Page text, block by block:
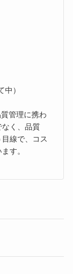
）
管理に携わ
く、品質
線で、コス
す。